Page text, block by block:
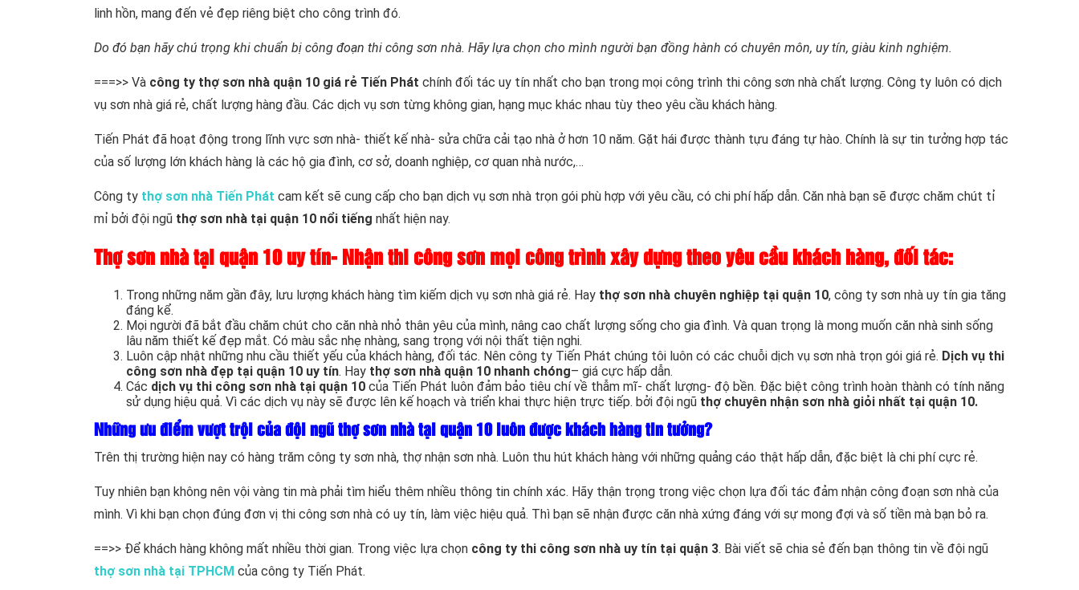
linh hồn, mang đến vẻ đẹp riêng biệt cho công trình đó.
Do đó bạn hãy chú trọng khi chuẩn bị công đoạn thi công sơn nhà. Hãy lựa chọn cho mình người bạn đồng hành có chuyên môn, uy tín, giàu kinh nghiệm.
===>> Và công ty thợ sơn nhà quận 10 giá rẻ Tiến Phát chính đối tác uy tín nhất cho bạn trong mọi công trình thi công sơn nhà chất lượng. Công ty luôn có dịch
vụ sơn nhà giá rẻ, chất lượng hàng đầu. Các dịch vụ sơn từng không gian, hạng mục khác nhau tùy theo yêu cầu khách hàng.
Tiến Phát đã hoạt động trong lĩnh vực sơn nhà- thiết kế nhà- sửa chữa cải tạo nhà ở hơn 10 năm. Gặt hái được thành tựu đáng tự hào. Chính là sự tin tưởng hợp tác
của số lượng lớn khách hàng là các hộ gia đình, cơ sở, doanh nghiệp, cơ quan nhà nước,…
Công ty thợ sơn nhà Tiến Phát cam kết sẽ cung cấp cho bạn dịch vụ sơn nhà trọn gói phù hợp với yêu cầu, có chi phí hấp dẫn. Căn nhà bạn sẽ được chăm chút tỉ
mỉ bởi đội ngũ thợ sơn nhà tại quận 10 nổi tiếng nhất hiện nay.
Thợ sơn nhà tại quận 10 uy tín- Nhận thi công sơn mọi công trình xây dựng theo yêu cầu khách hàng, đối tác:
Trong những năm gần đây, lưu lượng khách hàng tìm kiếm dịch vụ sơn nhà giá rẻ. Hay thợ sơn nhà chuyên nghiệp tại quận 10, công ty sơn nhà uy tín gia tăng
đáng kể.
Mọi người đã bắt đầu chăm chút cho căn nhà nhỏ thân yêu của mình, nâng cao chất lượng sống cho gia đình. Và quan trọng là mong muốn căn nhà sinh sống
lâu năm thiết kế đẹp mắt. Có màu sắc nhẹ nhàng, sang trọng với nội thất tiện nghi.
Luôn cập nhật những nhu cầu thiết yếu của khách hàng, đối tác. Nên công ty Tiến Phát chúng tôi luôn có các chuỗi dịch vụ sơn nhà trọn gói giá rẻ. Dịch vụ thi
công sơn nhà đẹp tại quận 10 uy tín. Hay thợ sơn nhà quận 10 nhanh chóng– giá cực hấp dẫn.
Các dịch vụ thi công sơn nhà tại quận 10 của Tiến Phát luôn đảm bảo tiêu chí về thẫm mĩ- chất lượng- độ bền. Đặc biệt công trình hoàn thành có tính năng
sử dụng hiệu quả. Vì các dịch vụ này sẽ được lên kế hoạch và triển khai thực hiện trực tiếp. bởi đội ngũ thợ chuyên nhận sơn nhà giỏi nhất tại quận 10.
Những ưu điểm vượt trội của đội ngũ thợ sơn nhà tại quận 10 luôn được khách hàng tin tưởng?
Trên thị trường hiện nay có hàng trăm công ty sơn nhà, thợ nhận sơn nhà. Luôn thu hút khách hàng với những quảng cáo thật hấp dẫn, đặc biệt là chi phí cực rẻ.
Tuy nhiên bạn không nên vội vàng tin mà phải tìm hiểu thêm nhiều thông tin chính xác. Hãy thận trọng trong việc chọn lựa đối tác đảm nhận công đoạn sơn nhà của
mình. Vì khi bạn chọn đúng đơn vị thi công sơn nhà có uy tín, làm việc hiệu quả. Thì bạn sẽ nhận được căn nhà xứng đáng với sự mong đợi và số tiền mà bạn bỏ ra.
==>> Để khách hàng không mất nhiều thời gian. Trong việc lựa chọn công ty thi công sơn nhà uy tín tại quận 3. Bài viết sẽ chia sẻ đến bạn thông tin về đội ngũ
thợ sơn nhà tại TPHCM của công ty Tiến Phát.